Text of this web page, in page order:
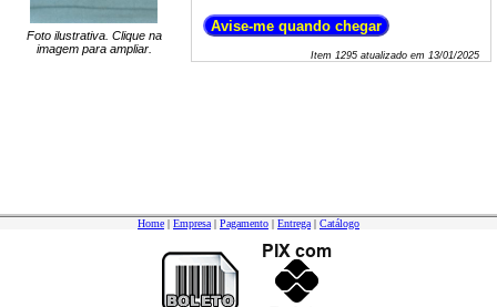
Foto ilustrativa. Clique na
imagem para ampliar.
Item 1295atualizado em 13/01/2025
Home | Empresa | Pagamento | Entrega | Catálogo